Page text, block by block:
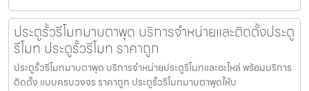
ประตูรั้วรีโมทมาบตาพุด บริการจำหน่ายและติดตั้งประตู
รีโมท ประตูรั้วรีโมท ราคาถูก
ประตูรั้วรีโมทมาบตาพุด บริการจำหน่ายประตูรีโมทและอะไหล่ พร้อมบริการ
ติดตั้ง แบบครบวงจร ราคาถูก ประตูรั้วรีโมทมาบตาพุดให้บ